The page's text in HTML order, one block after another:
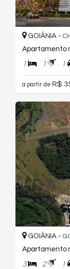
GOIÂNIA -
Apartamento
1 1 1
a partir de R$
GOIÂNIA -
Apartamento
3 2 1